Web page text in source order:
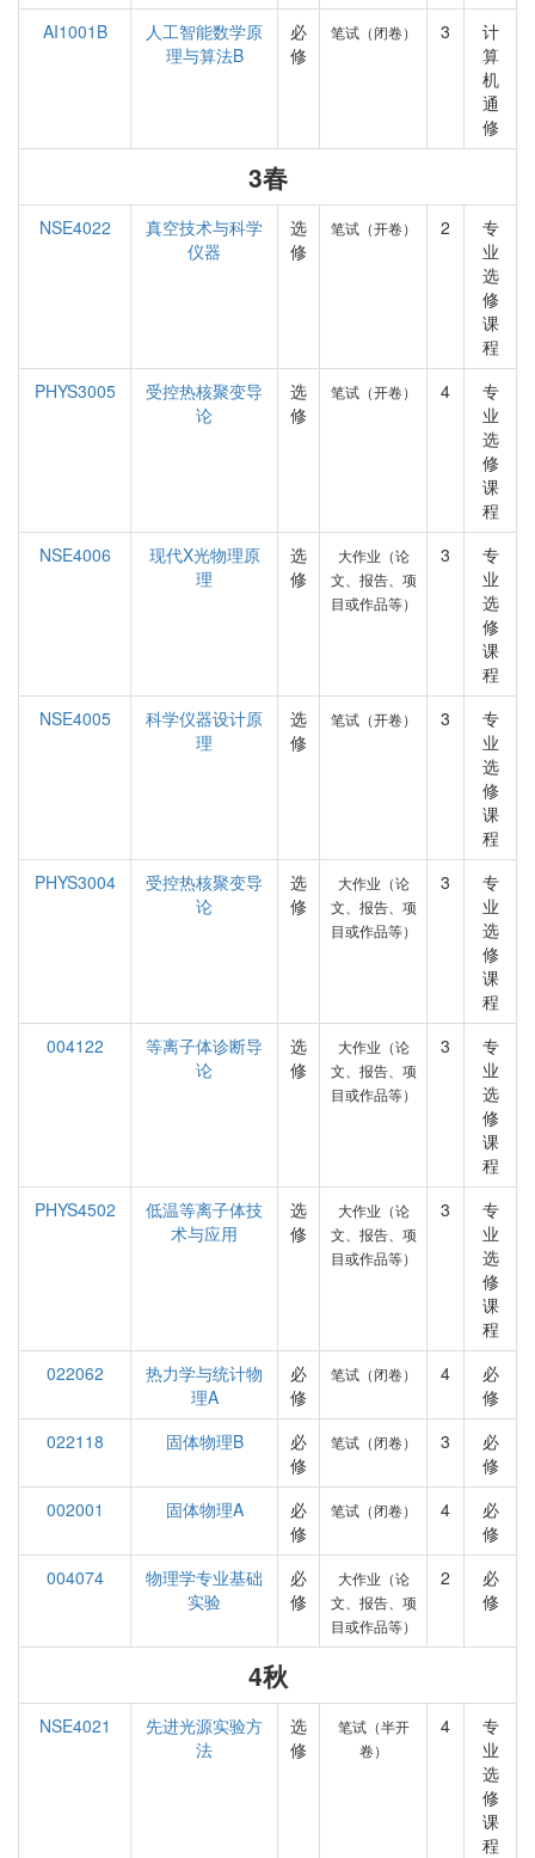
AI1001B
人工智能数学原
理与算法B
必
修
笔试（闭卷） 3
计
算
机
通
修
3春
NSE4022
真空技术与科学
仪器
选
修
笔试（开卷） 2
专
业
选
修
课
程
PHYS3005
受控热核聚变导
论
选
修
笔试（开卷） 4
专
业
选
修
课
程
NSE4006
现代X光物理原
理
选
修
大作业（论
文、报告、项
目或作品等）
3
专
业
选
修
课
程
NSE4005
科学仪器设计原
理
选
修
笔试（开卷） 3
专
业
选
修
课
程
PHYS3004
受控热核聚变导
论
选
修
大作业（论
文、报告、项
目或作品等）
3
专
业
选
修
课
程
004122
等离子体诊断导
论
选
修
大作业（论
文、报告、项
目或作品等）
3
专
业
选
修
课
程
PHYS4502
低温等离子体技
术与应用
选
修
大作业（论
文、报告、项
目或作品等）
3
专
业
选
修
课
程
022062
热力学与统计物
理A
必
修
笔试（闭卷） 4
必
修
022118
固体物理B
必
修
笔试（闭卷） 3
必
修
002001
固体物理A
必
修
笔试（闭卷） 4
必
修
004074
物理学专业基础
实验
必
修
大作业（论
文、报告、项
目或作品等）
2
必
修
4秋
NSE4021
先进光源实验方
法
选
修
笔试（半开
卷）
4
专
业
选
修
课
程